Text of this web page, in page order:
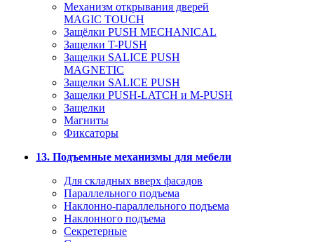
Механизм открывания дверей
MAGIC TOUCH
Защёлки PUSH MECHANICAL
Защелки T-PUSH
Защелки SALICE PUSH
MAGNETIC
Защелки SALICE PUSH
Защелки PUSH-LATCH и M-PUSH
Защелки
Магниты
Фиксаторы
13. Подъемные механизмы для мебели
Для складных вверх фасадов
Параллельного подъема
Наклонно-параллельного подъема
Наклонного подъема
Секретерные